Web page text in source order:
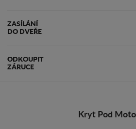
ZASÍLÁNÍ
DO DVEŘE
ODKOUPIT
ZÁRUCE
Kryt Pod